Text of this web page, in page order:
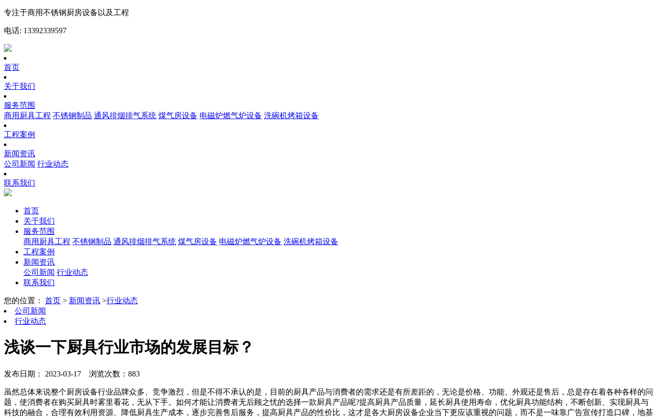
专注于商用不锈钢厨房设备以及工程
电话: 13392339597
首页
关于我们
服务范围
商用厨具工程 不锈钢制品 通风排烟排气系统 煤气房设备 电磁炉燃气炉设备 洗碗机烤箱设备
工程案例
新闻资讯
公司新闻 行业动态
联系我们
首页
关于我们
服务范围
商用厨具工程 不锈钢制品 通风排烟排气系统 煤气房设备 电磁炉燃气炉设备 洗碗机烤箱设备
工程案例
新闻资讯
公司新闻 行业动态
联系我们
您的位置： 首页 > 新闻资讯 >行业动态
公司新闻
行业动态
浅谈一下厨具行业市场的发展目标？
发布日期： 2023-03-17 浏览次数：883
虽然总体来说整个厨房设备行业品牌众多、竞争激烈，但是不得不承认的是，目前的厨具产品与消费者的需求还是有所差距的，无论是价格、功能、外观还是售后，总是存在着各种各样的问
题，使消费者在购买厨具时雾里看花，无从下手。如何才能让消费者无后顾之忧的选择一款厨具产品呢?提高厨具产品质量，延长厨具使用寿命，优化厨具功能结构，不断创新、实现厨具与
科技的融合，合理有效利用资源、降低厨具生产成本，逐步完善售后服务，提高厨具产品的性价比，这才是各大厨房设备企业当下更应该重视的问题，而不是一味靠广告宣传打造口碑，地基